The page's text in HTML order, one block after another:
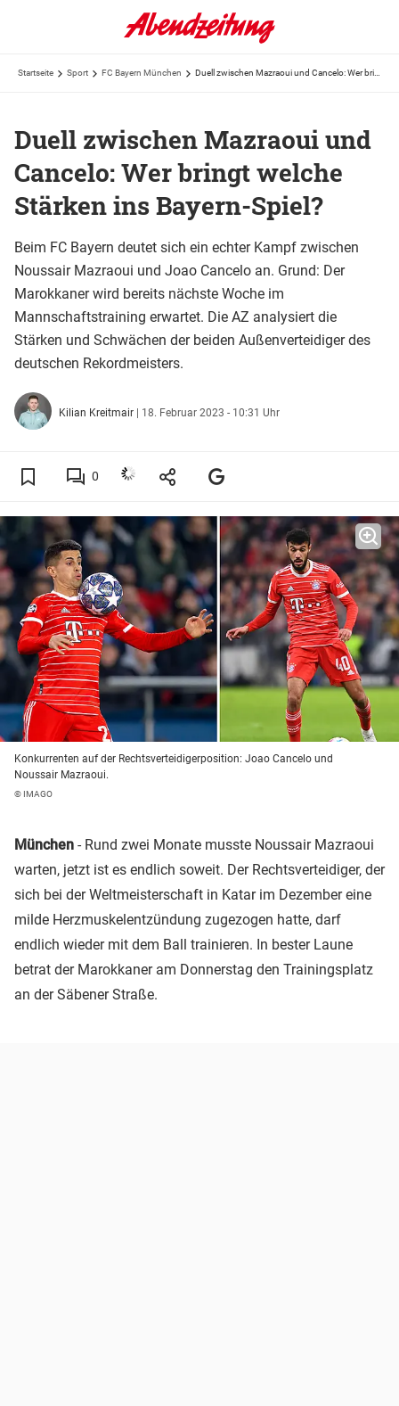
Startseite Sport FC Bayern München
Duell zwischen Mazraoui und
Cancelo: Wer bringt welche
Stärken ins Bayern-Spiel?
Beim FC Bayern deutet sich ein echter Kampf zwischen
Noussair Mazraoui und Joao Cancelo an. Grund: Der
Marokkaner wird bereits nächste Woche im
Mannschaftstraining erwartet. Die AZ analysiert die
Stärken und Schwächen der beiden Außenverteidiger des
deutschen Rekordmeisters.
Kilian Kreitmair | 18. Februar 2023 - 10:31 Uhr
0
Konkurrenten auf der Rechtsverteidigerposition: Joao Cancelo und
Noussair Mazraoui.
© IMAGO
München - Rund zwei Monate musste Noussair Mazraoui
warten, jetzt ist es endlich soweit. Der Rechtsverteidiger, der
sich bei der Weltmeisterschaft in Katar im Dezember eine
milde Herzmuskelentzündung zugezogen hatte, darf
endlich wieder mit dem Ball trainieren. In bester Laune
betrat der Marokkaner am Donnerstag den Trainingsplatz
an der Säbener Straße.